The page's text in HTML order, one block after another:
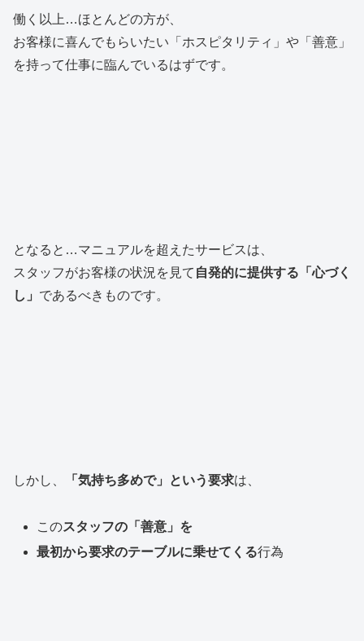
働く以上…ほとんどの方が、
お客様に喜んでもらいたい「ホスピタリティ」や「善意」
を持って仕事に臨んでいるはずです。
となると…マニュアルを超えたサービスは、
スタッフがお客様の状況を見て 自発的に提供する「心づく
し」 であるべきものです。
しかし、 「気持ち多めで」という要求は、
このスタッフの「善意」を
最初から要求のテーブルに乗せてくる行為